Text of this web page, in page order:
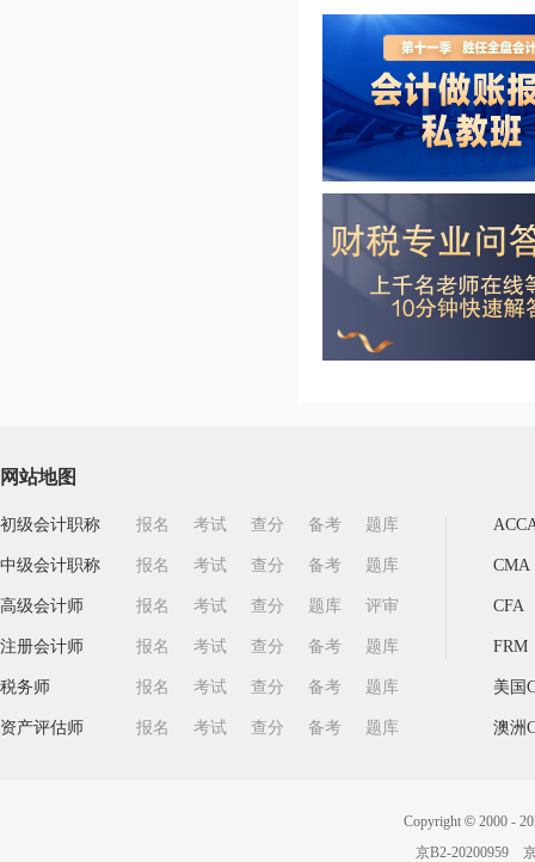
网站地图
初级会计职称 报名 考试 查分 备考 题库
中级会计职称 报名 考试 查分 备考 题库
高级会计师 报名 考试 查分 题库 评审
注册会计师 报名 考试 查分 备考 题库
税务师 报名 考试 查分 备考 题库
资产评估师 报名 考试 查分 备考 题库
CMA
CFA
FRM
美国
澳洲
Copyright © 2000 -
京B2-20200959